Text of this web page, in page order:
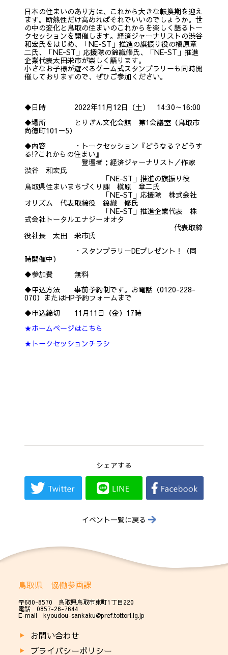
日本の住まいのあり方は、これから大きな転換期を迎え
ます。断熱性だけ高めればそれでいいのでしょうか。世
の中の変化と鳥取の住まいのこれからを楽しく語るトー
クセッションを開催します。経済ジャーナリストの渋谷
和宏氏をはじめ、「NE-ST」推進の旗振り役の槇原章
二氏、「NE-ST」応援隊の錦織修氏、「NE-ST」推進
企業代表太田栄市が楽しく語ります。
小さなお子様が遊べるゲーム式スタンプラリーも同時開
催しておりますので、ぜひご参加ください。
◆日時 2022年11月12日（土） 14:30～16:00
◆場所 とりぎん文化会館 第1会議室（鳥取市
尚徳町101－5）
◆内容 ・トークセッション『どうなる？どうす
る!?これからの住まい』
登壇者：経済ジャーナリスト／作家
渋谷 和宏氏
「NE-ST」推進の旗振り役
鳥取県住まいまちづくり課 槇原 章二氏
「NE-ST」応援隊 株式会社
オリズム 代表取締役 錦織 修氏
「NE-ST」推進企業代表 株
式会社トータルエナジーオオタ
代表取締
役社長 太田 栄市氏
・スタンプラリーDEプレゼント！（同
時開催中）
◆参加費 無料
◆申込方法 事前予約制です。お電話（0120-228-
070）またはHP予約フォームまで
◆申込締切 11月11日（金）17時
★ホームページはこちら
★トークセッションチラシ
シェアする
イベント一覧に戻る
鳥取県 協働参画課
〒680-8570 鳥取県鳥取市東町1丁目220
電話 0857-26-7644
E-mail kyoudou-sankaku@pref.tottori.lg.jp
お問い合わせ
プライバシーポリシー